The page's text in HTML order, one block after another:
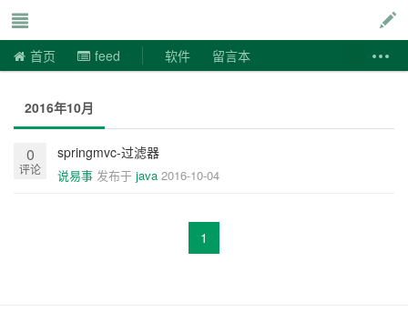
首页 feed 软件 留言本
2016年10月
0
评论
springmvc-过滤器
说易事 发布于 java 2016-10-04
1